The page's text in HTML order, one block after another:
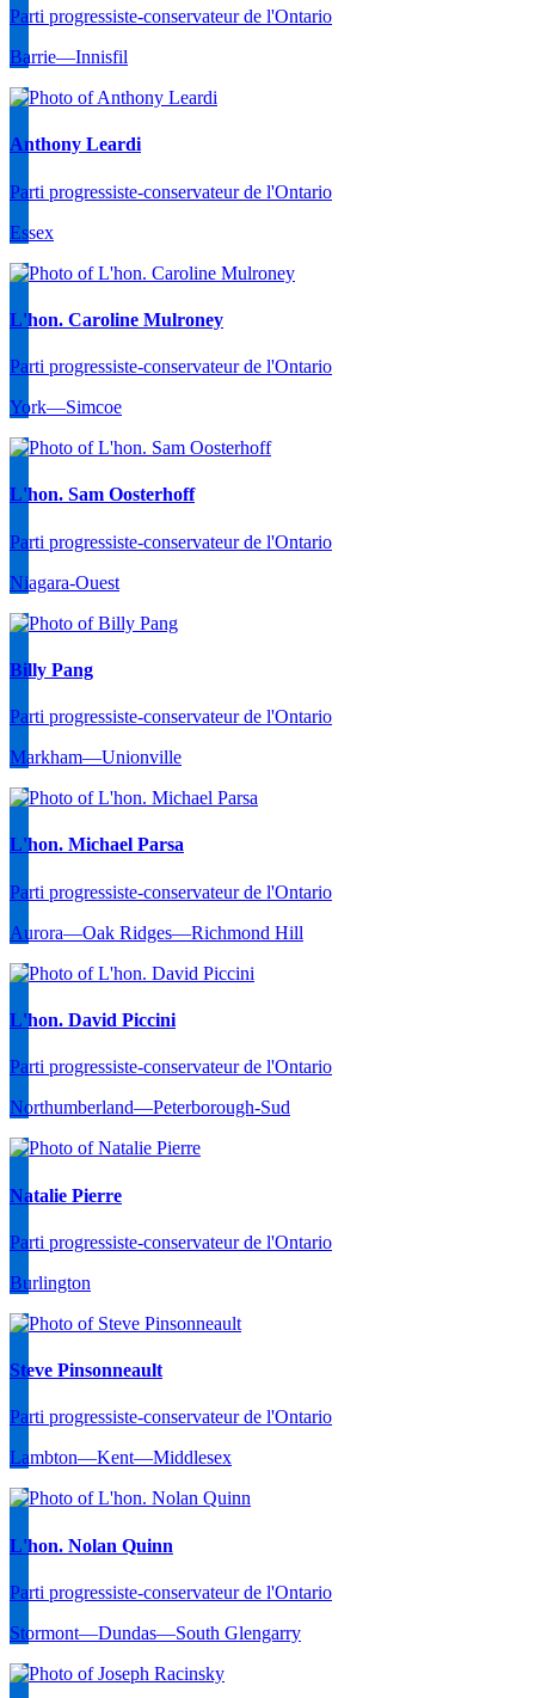
Parti progressiste-conservateur de l'Ontario
Barrie—Innisfil
Anthony Leardi
Parti progressiste-conservateur de l'Ontario
Essex
L'hon. Caroline Mulroney
Parti progressiste-conservateur de l'Ontario
York—Simcoe
L'hon. Sam Oosterhoff
Parti progressiste-conservateur de l'Ontario
Niagara-Ouest
Billy Pang
Parti progressiste-conservateur de l'Ontario
Markham—Unionville
L'hon. Michael Parsa
Parti progressiste-conservateur de l'Ontario
Aurora—Oak Ridges—Richmond Hill
L'hon. David Piccini
Parti progressiste-conservateur de l'Ontario
Northumberland—Peterborough-Sud
Natalie Pierre
Parti progressiste-conservateur de l'Ontario
Burlington
Steve Pinsonneault
Parti progressiste-conservateur de l'Ontario
Lambton—Kent—Middlesex
L'hon. Nolan Quinn
Parti progressiste-conservateur de l'Ontario
Stormont—Dundas—South Glengarry